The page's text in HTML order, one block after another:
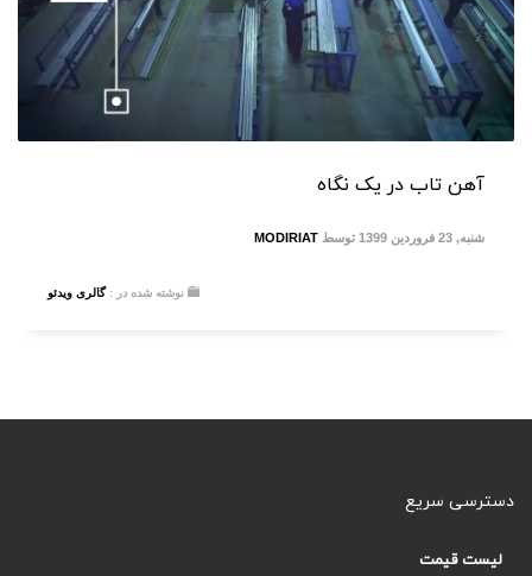
آهن تاب در یک نگاه
شنبه, 23 فروردین 1399 توسط MODIRIAT
نوشته شده در : گالری ویدئو
دسترسی سریع
لیست قیمت